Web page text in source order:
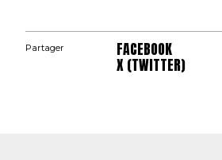
Partager FACEBOOK
X (TWITTER)